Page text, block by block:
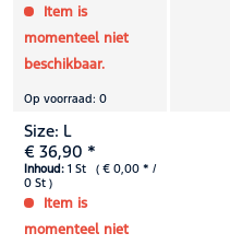
Item is
momenteel niet
beschikbaar.
Op voorraad: 0
Size: L
€ 36,90 *
Inhoud: 1 St ( € 0,00 * /
0 St )
Item is
momenteel niet